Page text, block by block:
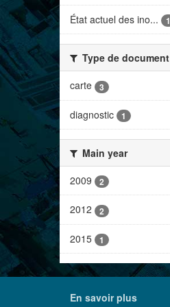
État actuel des ino... 1
Type de document
carte
3
diagnostic 1
Main year
2009
2
2012 2
2015 1
En savoir plus